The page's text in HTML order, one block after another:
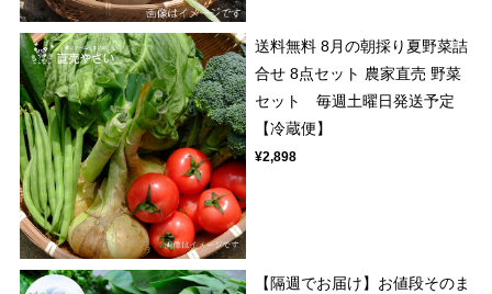
送料無料 8月の朝採り夏野菜詰
合せ 8点セット 農家直売 野菜
セット 毎週土曜日発送予定
【冷蔵便】
¥2,898
【隔週でお届け】お値段そのま